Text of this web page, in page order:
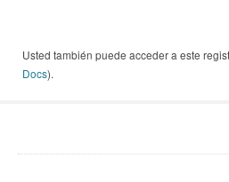
Usted también puede acceder a este
Docs).